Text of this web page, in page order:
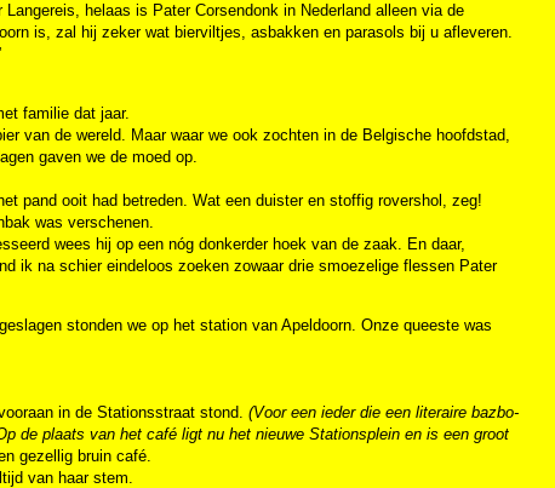
helaas is Pater Corsendonk in Nederland alleen via de
is, zal hij zeker wat bierviltjes, asbakken en parasols bij u afleveren.
familie dat jaar.
van de wereld. Maar waar we ook zochten in de Belgische hoofdstad,
gaven we de moed op.
pand ooit had betreden. Wat een duister en stoffig rovershol, zeg!
was verschenen.
wees hij op een nóg donkerder hoek van de zaak. En daar,
ik na schier eindeloos zoeken zowaar drie smoezelige flessen Pater
stonden we op het station van Apeldoorn. Onze queeste was
in de Stationsstraat stond. (Voor een ieder die een literaire bazbo-
de plaats van het café ligt nu het nieuwe Stationsplein en is een groot
gezellig bruin café.
van haar stem.